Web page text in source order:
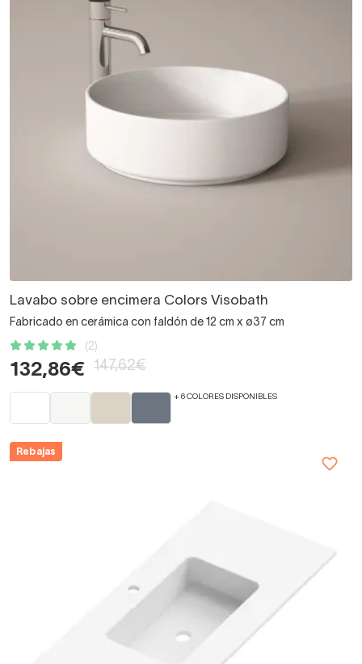
Lavabo sobre encimera Colors Visobath
Fabricado en cerámica con faldón de 12 cm x ø37 cm
(2)
132,86€ 147,62€
+ 6 COLORES DISPONIBLES
Rebajas